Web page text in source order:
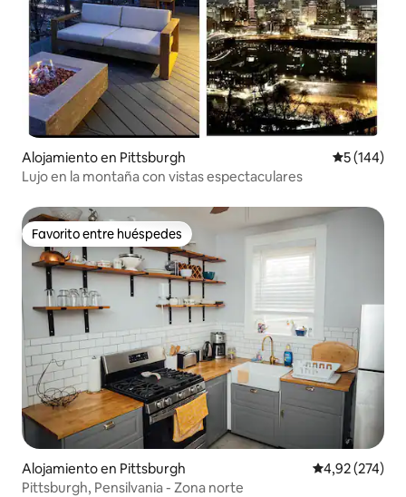
Alojamiento en Pittsburgh
5 (144)
Lujo en la montaña con vistas espectaculares
Favorito entre huéspedes
Favorito entre huéspedes
Alojamiento en Pittsburgh Calificación
4,92 (274)
Pittsburgh, Pensilvania - Zona norte